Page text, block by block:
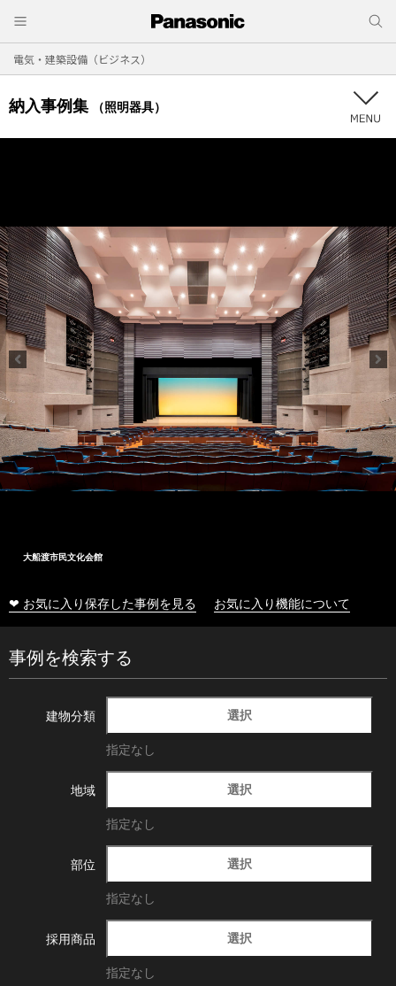
電気・建築設備（ビジネス）
納入事例集 （照明器具）
大船渡市民文化会館
❤ お気に入り保存した事例を見る お気に入り機能について
事例を検索する
建物分類 選択
指定なし
地域 選択
指定なし
部位 選択
指定なし
採用商品 選択
指定なし